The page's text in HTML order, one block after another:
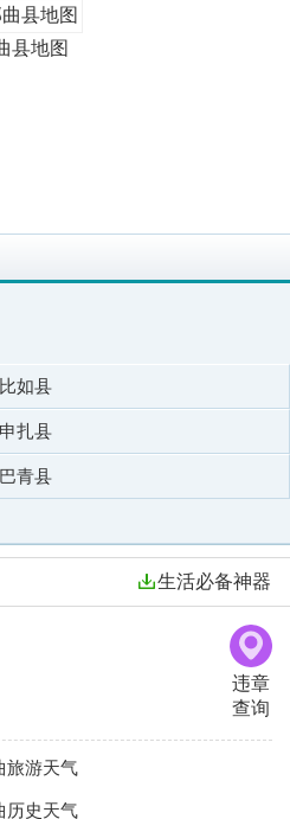
县地图
比如县
申扎县
巴青县
生活必备神器
违章
查询
旅游天气
历史天气